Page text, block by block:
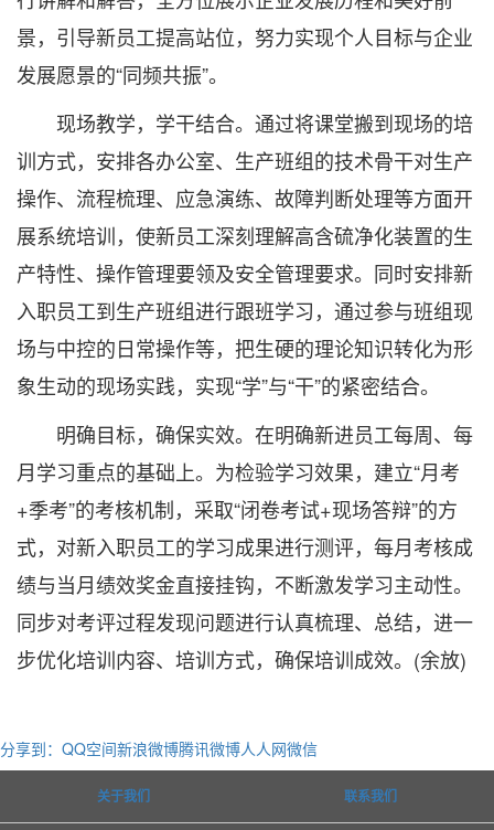
景，引导新员工提高站位，努力实现个人目标与企业
发展愿景的“同频共振”。
现场教学，学干结合。通过将课堂搬到现场的培
训方式，安排各办公室、生产班组的技术骨干对生产
操作、流程梳理、应急演练、故障判断处理等方面开
展系统培训，使新员工深刻理解高含硫净化装置的生
产特性、操作管理要领及安全管理要求。同时安排新
入职员工到生产班组进行跟班学习，通过参与班组现
场与中控的日常操作等，把生硬的理论知识转化为形
象生动的现场实践，实现“学”与“干”的紧密结合。
明确目标，确保实效。在明确新进员工每周、每
月学习重点的基础上。为检验学习效果，建立“月考
+季考”的考核机制，采取“闭卷考试+现场答辩”的方
式，对新入职员工的学习成果进行测评，每月考核成
绩与当月绩效奖金直接挂钩，不断激发学习主动性。
同步对考评过程发现问题进行认真梳理、总结，进一
步优化培训内容、培训方式，确保培训成效。(余放)
分享到： QQ空间新浪微博腾讯微博人人网微信
关于我们 联系我们